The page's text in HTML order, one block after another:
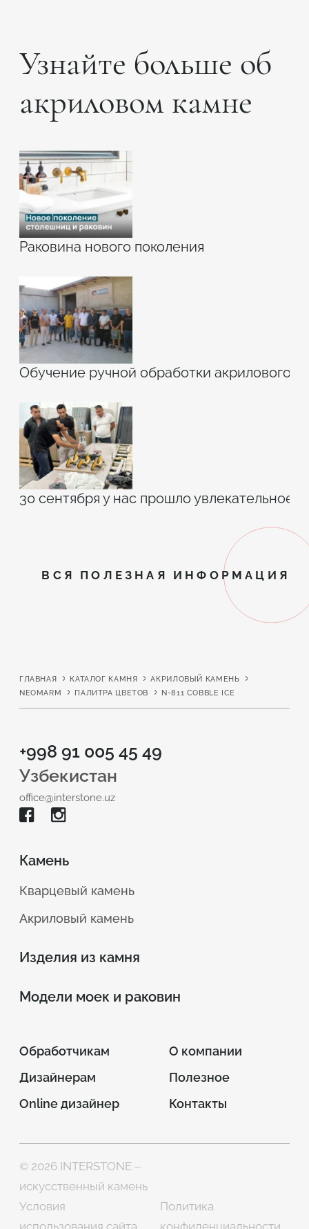
Узнайте больше об
акриловом камне
Раковина нового поколения
Обучение ручной обработки акрилового
30 сентября у нас прошло увлекательное
ВСЯ ПОЛЕЗНАЯ ИНФОРМАЦИЯ
ГЛАВНАЯ КАТАЛОГ КАМНЯ
АКРИЛОВЫЙ КАМЕНЬ
NEOMARM
ПАЛИТРА ЦВЕТОВ N-811 COBBLE ICE
+998 91 005 45 49
Узбекистан
office@interstone.uz
Камень
Кварцевый камень
Акриловый камень
Изделия из камня
Модели моек и раковин
Обработчикам
Дизайнерам
Online дизайнер
О компании
Полезное
Контакты
© 2026 INTERSTONE –
искусственный камень
Условия
Политика